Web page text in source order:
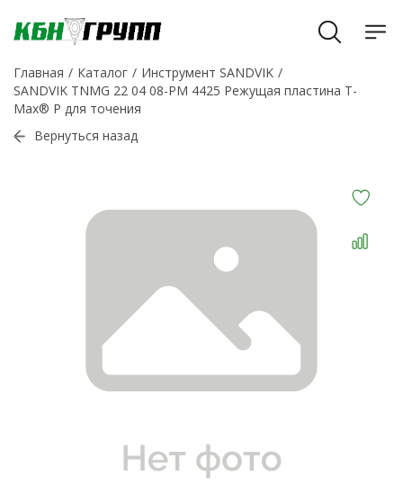
Главная Каталог
Инструмент SANDVIK
SANDVIK TNMG 22 04 08-PM 4425 Режущая пластина T-
Max® P для точения
Вернуться назад